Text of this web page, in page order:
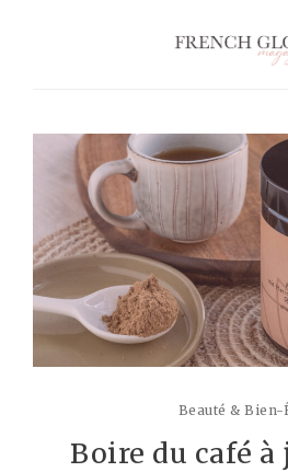
Beauté & Bien-
Boire du café à